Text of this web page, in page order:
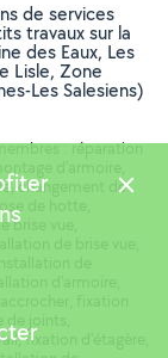
de services
travaux sur la
des Eaux, Les
Lisle, Zone
Les Salesiens)
: réparation
changement de
de hotte,
vue,
de brise vue,
de
d'armoire,
fixation
joints,
fixation d'étagère,